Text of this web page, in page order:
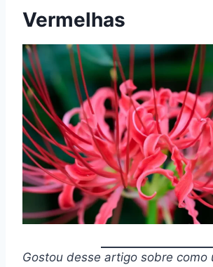
Vermelhas
Gostou desse artigo sobre como